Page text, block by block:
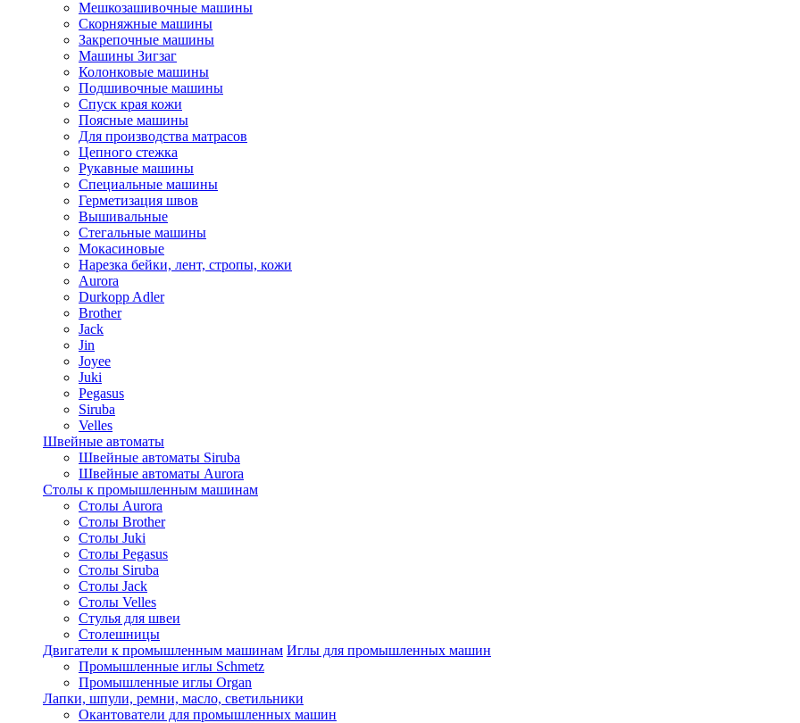
Мешкозашивочные машины
Скорняжные машины
Закрепочные машины
Машины Зигзаг
Колонковые машины
Подшивочные машины
Спуск края кожи
Поясные машины
Для производства матрасов
Цепного стежка
Рукавные машины
Специальные машины
Герметизация швов
Вышивальные
Стегальные машины
Мокасиновые
Нарезка бейки, лент, стропы, кожи
Aurora
Durkopp Adler
Brother
Jack
Jin
Joyee
Juki
Pegasus
Siruba
Velles
Швейные автоматы
Швейные автоматы Siruba
Швейные автоматы Aurora
Столы к промышленным машинам
Столы Aurora
Столы Brother
Столы Juki
Столы Pegasus
Столы Siruba
Столы Jack
Столы Velles
Стулья для швеи
Столешницы
Двигатели к промышленным машинам Иглы для промышленных машин
Промышленные иглы Schmetz
Промышленные иглы Organ
Лапки, шпули, ремни, масло, светильники
Окантователи для промышленных машин